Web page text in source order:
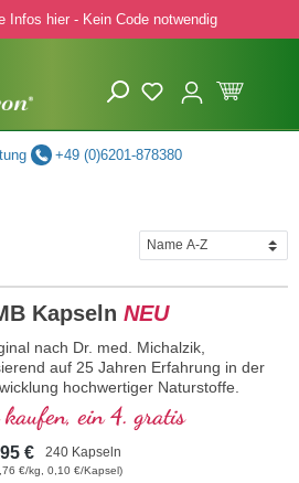
Infos hier - Kein Code notwendig
+49 (0)6201-878380
Kapseln NEU
nach Dr. med. Michalzik,
auf 25 Jahren Erfahrung in der
hochwertiger Naturstoffe.
– 3.600 mg hochreines Calcium β-
β-Methylbutyrat pro
von 2 – 6 Kapseln, davon
– 3.060 mg reines HMB (85 %).
ein 4. gratis
€ 240 Kapseln
€/kg, 0,10 €/Kapsel)